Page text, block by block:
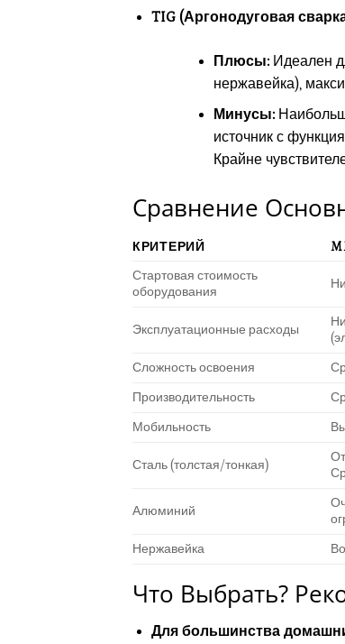
TIG (Аргонодуговая
Плюсы:Идеален
нержавейка),
Минусы:
источник с
Крайне
Сравнение
КРИТЕРИЙ
Стартовая стоимость
оборудования
Эксплуатационные расходы
Сложность освоения
Производительность
Мобильность
Сталь (толстая/тонкая)
Алюминий
Нержавейка
Что Выбрать?
Для большинства